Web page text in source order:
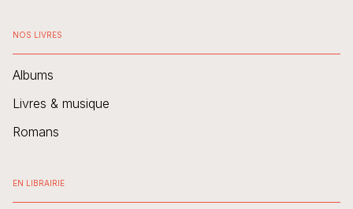
NOS LIVRES
Albums
Livres & musique
Romans
EN LIBRAIRIE